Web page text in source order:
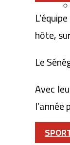
hôte,
Le
Avec